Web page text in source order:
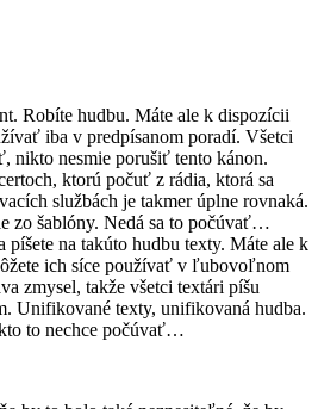
Robíte hudbu. Máte ale k dispozícii
iba v predpísanom poradí. Všetci
nikto nesmie porušiť tento kánon.
ktorú počuť z rádia, ktorá sa
službách je takmer úplne rovnaká.
zo šablóny. Nedá sa to počúvať…
píšete na takúto hudbu texty. Máte ale k
ich síce používať v ľubovoľnom
zmysel, takže všetci textári píšu
Unifikované texty, unifikovaná hudba.
to nechce počúvať…